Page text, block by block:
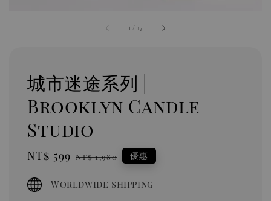
1 / 17
城市迷途系列 |
Brooklyn Candle
Studio
Sale
NT$ 599 Regular
NT$ 1,980 優惠
Worldwide shipping